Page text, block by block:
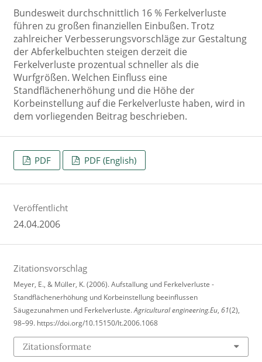
Bundesweit durchschnittlich 16 % Ferkelverluste
führen zu großen finanziellen Einbußen. Trotz
zahlreicher Verbesserungsvorschläge zur Gestaltung
der Abferkelbuchten steigen derzeit die
Ferkelverluste prozentual schneller als die
Wurfgrößen. Welchen Einfluss eine
Standflächenerhöhung und die Höhe der
Korbeinstellung auf die Ferkelverluste haben, wird in
dem vorliegenden Beitrag beschrieben.
PDF PDF (English)
Veröffentlicht
24.04.2006
Zitationsvorschlag
Meyer, E., & Müller, K. (2006). Aufstallung und Ferkelverluste -
Standflächenerhöhung und Korbeinstellung beeinflussen
Säugezunahmen und Ferkelverluste.Agricultural engineering.Eu, 61(2),
98–99. https://doi.org/10.15150/lt.2006.1068
Zitationsformate